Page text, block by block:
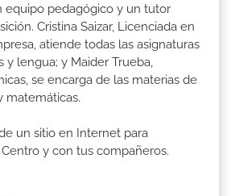
equipo pedagógico y un tutor
Cristina Saizar, Licenciada en
atiende todas las asignaturas
y lengua; y Maider Trueba,
se encarga de las materias de
matemáticas.
un sitio en Internet para
y con tus compañeros.